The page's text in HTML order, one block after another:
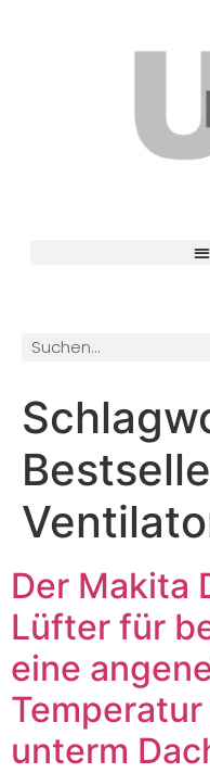
Der Makita
Lüfter für
eine
unterm